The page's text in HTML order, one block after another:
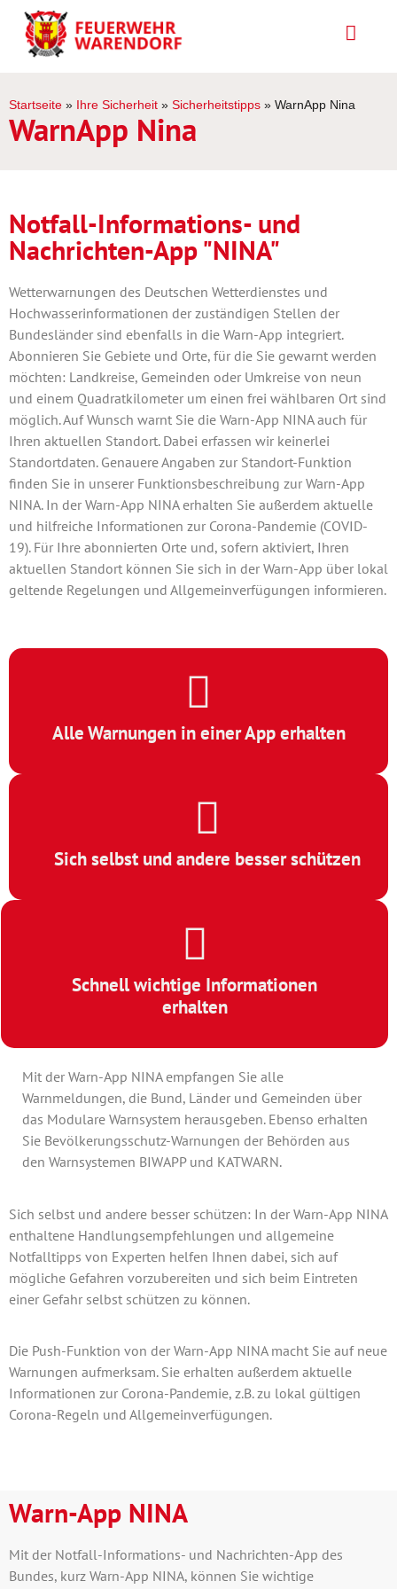
Startseite » Ihre Sicherheit » Sicherheitstipps » WarnApp Nina
WarnApp Nina
Notfall-Informations- und
Nachrichten-App "NINA"
Wetterwarnungen des Deutschen Wetterdienstes und
Hochwasserinformationen der zuständigen Stellen der
Bundesländer sind ebenfalls in die Warn-App integriert.
Abonnieren Sie Gebiete und Orte, für die Sie gewarnt werden
möchten: Landkreise, Gemeinden oder Umkreise von neun
und einem Quadratkilometer um einen frei wählbaren Ort sind
möglich. Auf Wunsch warnt Sie die Warn-App NINA auch für
Ihren aktuellen Standort. Dabei erfassen wir keinerlei
Standortdaten. Genauere Angaben zur Standort-Funktion
finden Sie in unserer Funktionsbeschreibung zur Warn-App
NINA. In der Warn-App NINA erhalten Sie außerdem aktuelle
und hilfreiche Informationen zur Corona-Pandemie (COVID-
19). Für Ihre abonnierten Orte und, sofern aktiviert, Ihren
aktuellen Standort können Sie sich in der Warn-App über lokal
geltende Regelungen und Allgemeinverfügungen informieren.
Alle Warnungen in einer App erhalten
Sich selbst und andere besser schützen
Schnell wichtige Informationen
erhalten
Mit der Warn-App NINA empfangen Sie alle
Warnmeldungen, die Bund, Länder und Gemeinden über
das Modulare Warnsystem herausgeben. Ebenso erhalten
Sie Bevölkerungsschutz-Warnungen der Behörden aus
den Warnsystemen BIWAPP und KATWARN.
Sich selbst und andere besser schützen: In der Warn-App NINA
enthaltene Handlungsempfehlungen und allgemeine
Notfalltipps von Experten helfen Ihnen dabei, sich auf
mögliche Gefahren vorzubereiten und sich beim Eintreten
einer Gefahr selbst schützen zu können.
Die Push-Funktion von der Warn-App NINA macht Sie auf neue
Warnungen aufmerksam. Sie erhalten außerdem aktuelle
Informationen zur Corona-Pandemie, z.B. zu lokal gültigen
Corona-Regeln und Allgemeinverfügungen.
Warn-App NINA
Mit der Notfall-Informations- und Nachrichten-App des
Bundes, kurz Warn-App NINA, können Sie wichtige